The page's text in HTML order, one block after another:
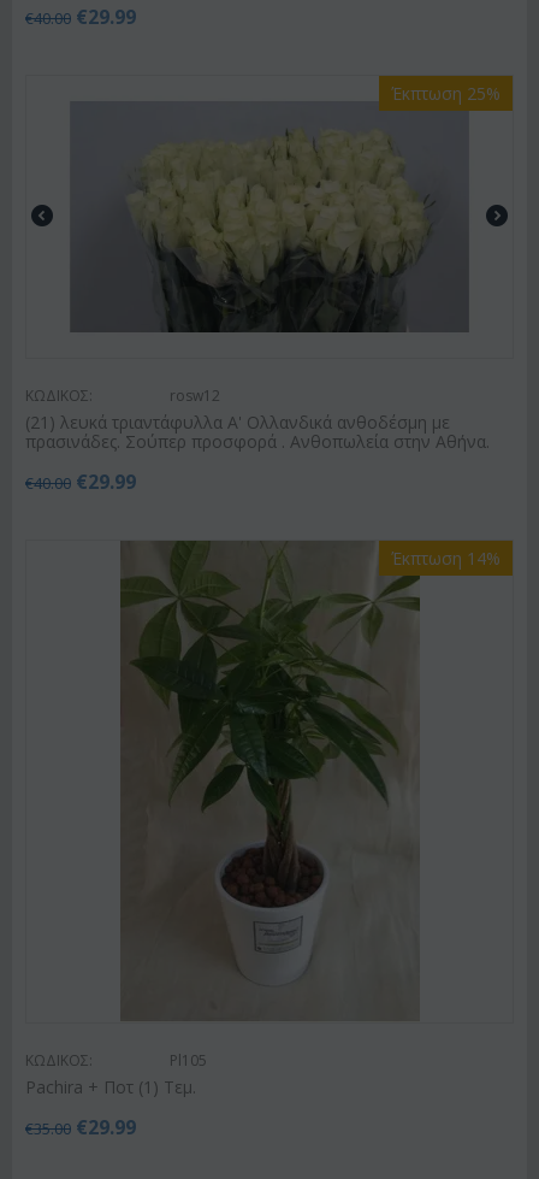
€40.00 €29.99
Έκπτωση 25%
ΚΩΔΙΚΟΣ: rosw12
(21) λευκά τριαντάφυλλα Α' Ολλανδικά ανθοδέσμη με
πρασινάδες. Σούπερ προσφορά . Ανθοπωλεία στην Αθήνα.
€40.00 €29.99
Έκπτωση 14%
ΚΩΔΙΚΟΣ: Pl105
Pachira + Ποτ (1) Τεμ.
€35.00 €29.99